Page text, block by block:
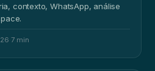
contexto, WhatsApp, análise
7 min